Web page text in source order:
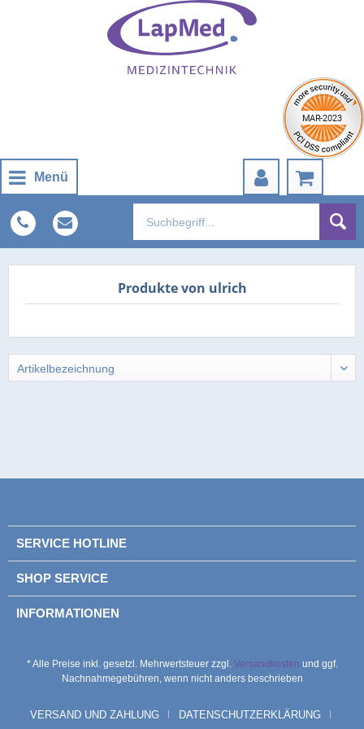
Menü
Produkte von ulrich
SERVICE HOTLINE
SHOP SERVICE
INFORMATIONEN
* Alle Preise inkl. gesetzl. Mehrwertsteuer zzgl. Versandkosten und ggf.
Nachnahmegebühren, wenn nicht anders beschrieben
VERSAND UND ZAHLUNG
DATENSCHUTZERKLÄRUNG